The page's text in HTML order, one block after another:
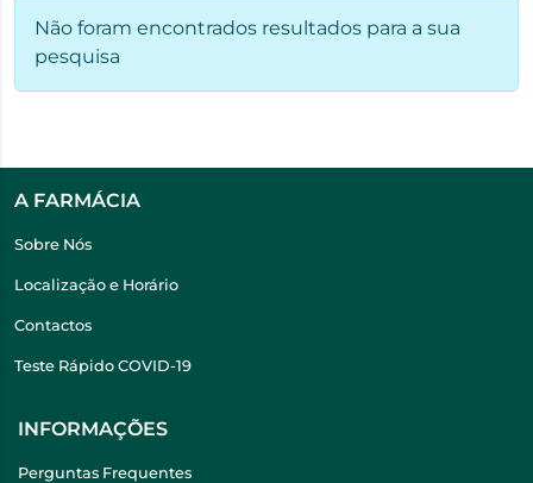
Não foram encontrados resultados para a sua
pesquisa
A FARMÁCIA
Sobre Nós
Localização e Horário
Contactos
Teste Rápido COVID-19
INFORMAÇÕES
Perguntas Frequentes